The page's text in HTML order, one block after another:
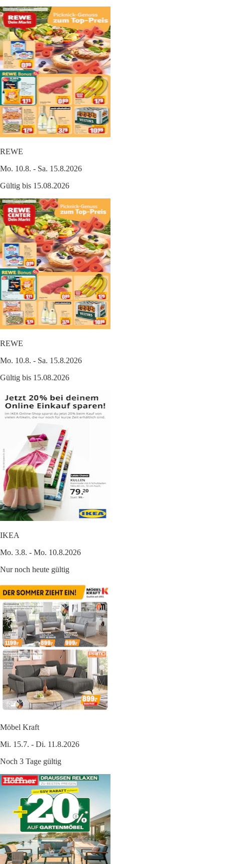
REWE
Mo. 10.8. - Sa. 15.8.2026
Gültig bis 15.08.2026
REWE
Mo. 10.8. - Sa. 15.8.2026
Gültig bis 15.08.2026
IKEA
Mo. 3.8. - Mo. 10.8.2026
Nur noch heute gültig
Möbel Kraft
Mi. 15.7. - Di. 11.8.2026
Noch 3 Tage gültig